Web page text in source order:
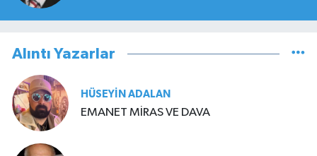
Alıntı Yazarlar
HÜSEYIN ADALAN
EMANET MİRAS VE DAVA